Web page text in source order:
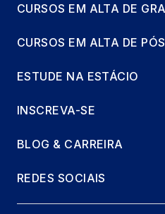
REPRESENTAÇÃO
66 horas
CÁLCULO DE
66 horas
LABVIDA EM
CURSOS EM ALTA DE
CURSOS EM ALTA DE PÓS
ESTUDE NA ESTÁCIO
INSCREVA-SE
BLOG & CARREIRA
REDES SOCIAIS